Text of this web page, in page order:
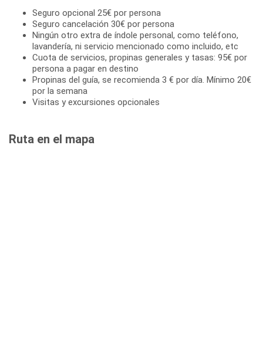
Seguro opcional 25€ por persona
Seguro cancelación 30€ por persona
Ningún otro extra de índole personal, como teléfono,
lavandería, ni servicio mencionado como incluido, etc
Cuota de servicios, propinas generales y tasas: 95€ por
persona a pagar en destino
Propinas del guía, se recomienda 3 € por día. Mínimo 20€
por la semana
Visitas y excursiones opcionales
Ruta en el mapa